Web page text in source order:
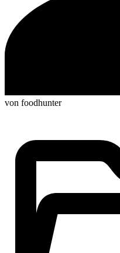
von foodhunter